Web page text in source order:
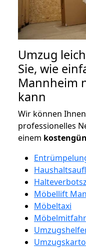
Umzug
Sie, wie
Mannheim
kann
Wir können
professionelles
einem
Möbellift
Möbeltaxi